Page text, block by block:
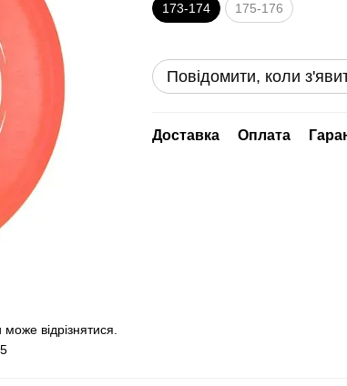
відрізнятися.
173-174 175-176
Повідомити, коли
Доставка Оплата